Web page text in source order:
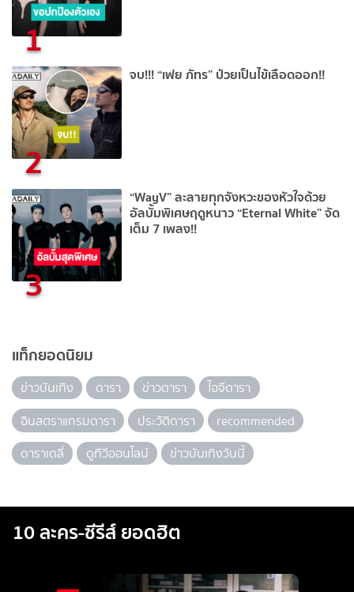
1
2
จบ!!! “เฟย ภัทร” ป่วยเป็นไข้เลือดออก!!
3
“WayV” ละลายทุกจังหวะของหัวใจด้วย
อัลบั้มพิเศษฤดูหนาว “Eternal White” จัด
เต็ม 7 เพลง!!
แท็กยอดนิยม
ข่าวบันเทิง ดารา ข่าวดารา
ไอจีดารา
อินสตราแกรมดารา
ประวัติดารา
recommended
ดาราเดลี่
ดูทีวีออนไลน์ ข่าวบันเทิงวันนี้
10 ละคร-ซีรีส์ ยอดฮิต